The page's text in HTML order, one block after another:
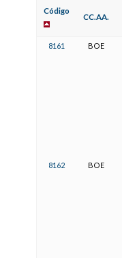
Código
CC.AA.
8161 BOE
8162 BOE